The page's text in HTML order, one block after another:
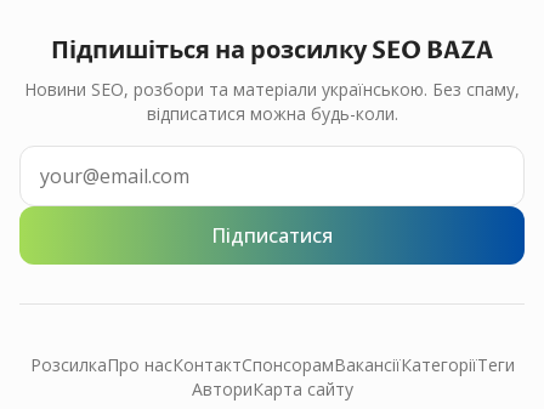
Підпишіться на розсилку SEO BAZA
Новини SEO, розбори та матеріали українською. Без спаму,
відписатися можна будь-коли.
Підписатися
РозсилкаПро насКонтактСпонсорамВакансіїКатегоріїТеги
АвториКарта сайту